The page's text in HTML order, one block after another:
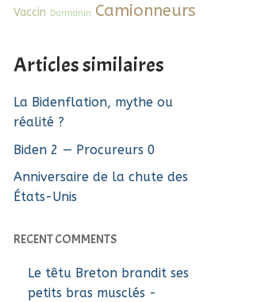
Vaccin Darmanin Camionneurs
Articles similaires
La Bidenflation, mythe ou
réalité ?
Biden 2 — Procureurs 0
Anniversaire de la chute des
États-Unis
RECENT COMMENTS
Le têtu Breton brandit ses
petits bras musclés -